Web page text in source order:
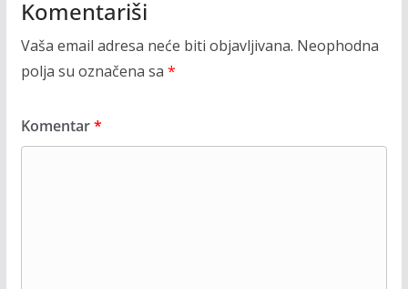
Komentariši
Vaša email adresa neće biti objavljivana. Neophodna
polja su označena sa *
Komentar*